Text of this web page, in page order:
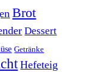
Brot
Dessert
Getränke
Hefeteig